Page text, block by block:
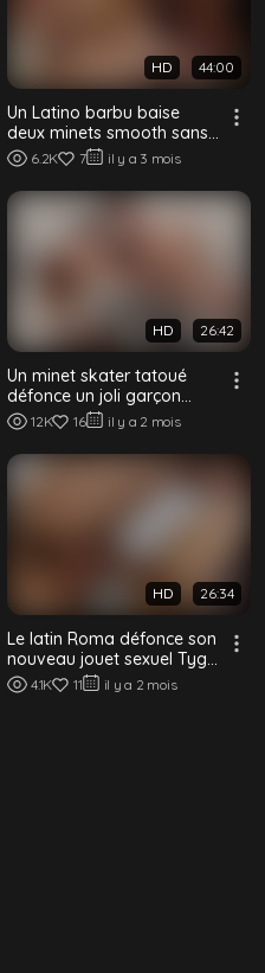
HD 44:00
Un Latino barbu baise
deux minets smooth sans
capote dans un plan à
trois torride
6.2K 7 il y a 3 mois
HD 26:42
Un minet skater tatoué
défonce un joli garçon
sans capote
12K 16 il y a 2 mois
HD 26:34
Le latin Roma défonce son
nouveau jouet sexuel Tyga
sans capote
4.1K 11 il y a 2 mois